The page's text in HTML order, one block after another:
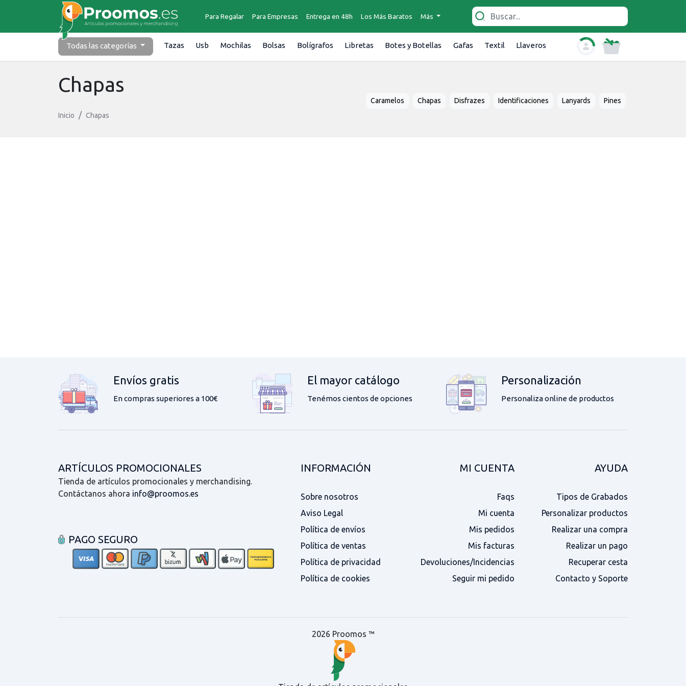
Para Regalar Para Empresas Entrega en 48h Los Más Baratos Más
Todas las categorías Tazas Usb Mochilas Bolsas Bolígrafos Libretas Botes y Botellas Gafas Textil Llaveros
Chapas
Inicio Chapas
Caramelos Chapas Disfrazes Identificaciones Lanyards Pines
Envíos gratis
En compras superiores a 100€
El mayor catálogo
Tenémos cientos de opciones
Personalización
Personaliza online de productos
ARTÍCULOS PROMOCIONALES
Tienda de artículos promocionales y merchandising.
Contáctanos ahora info@proomos.es
PAGO SEGURO
INFORMACIÓN
Sobre nosotros
Aviso Legal
Política de envíos
Política de ventas
Política de privacidad
Política de cookies
MI CUENTA
Faqs
Mi cuenta
Mis pedidos
Mis facturas
Devoluciones/Incidencias
Seguir mi pedido
AYUDA
Tipos de Grabados
Personalizar productos
Realizar una compra
Realizar un pago
Recuperar cesta
Contacto y Soporte
2026 Proomos ™